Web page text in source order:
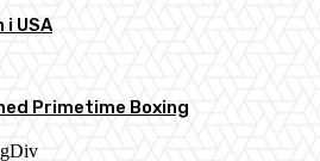
USA
Primetime Boxing